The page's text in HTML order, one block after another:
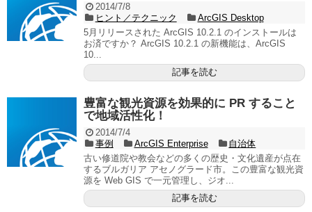
2014/7/8
ヒント／テクニック
ArcGIS Desktop
5月リリースされた ArcGIS 10.2.1 のインストールは
お済ですか？ ArcGIS 10.2.1 の新機能は、ArcGIS
10...
記事を読む
豊富な観光資源を効果的に PR すること
で地域活性化！
2014/7/4
事例
ArcGIS Enterprise
自治体
古い修道院や教会などの多くの歴史・文化遺産が点在
するブルガリア アセノグラード市。この豊富な観光資
源を Web GIS で一元管理し、ジオ...
記事を読む